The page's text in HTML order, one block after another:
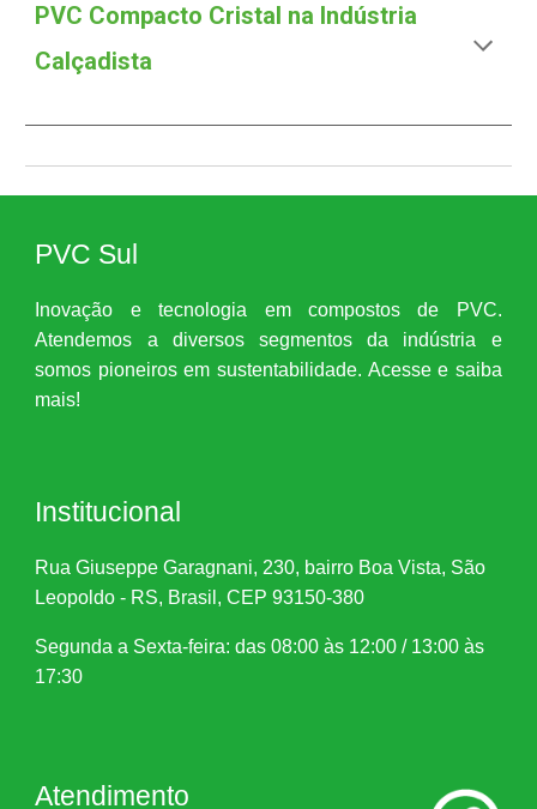
PVC Compacto Cristal na Indústria
Calçadista
PVC Sul
Inovação e tecnologia em compostos de PVC.
Atendemos a diversos segmentos da indústria e
somos pioneiros em sustentabilidade. Acesse e saiba
mais!
Institucional
Rua Giuseppe Garagnani, 230, bairro Boa Vista, São
Leopoldo - RS, Brasil, CEP 93150-380
Segunda a Sexta-feira: das 08:00 às 12:00 / 13:00 às
17:30
Atendimento